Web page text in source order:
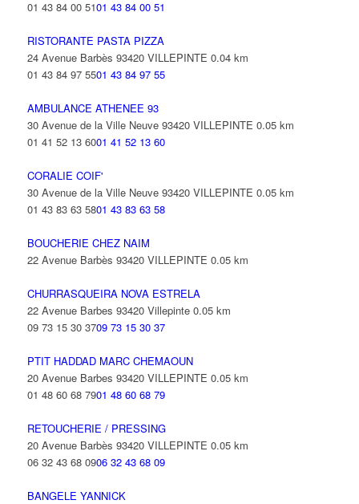
01 43 84 00 5101 43 84 00 51
RISTORANTE PASTA PIZZA
24 Avenue Barbès 93420 VILLEPINTE 0.04 km
01 43 84 97 5501 43 84 97 55
AMBULANCE ATHENEE 93
30 Avenue de la Ville Neuve 93420 VILLEPINTE 0.05 km
01 41 52 13 6001 41 52 13 60
CORALIE COIF'
30 Avenue de la Ville Neuve 93420 VILLEPINTE 0.05 km
01 43 83 63 5801 43 83 63 58
BOUCHERIE CHEZ NAIM
22 Avenue Barbès 93420 VILLEPINTE 0.05 km
CHURRASQUEIRA NOVA ESTRELA
22 Avenue Barbes 93420 Villepinte 0.05 km
09 73 15 30 3709 73 15 30 37
PTIT HADDAD MARC CHEMAOUN
20 Avenue Barbes 93420 VILLEPINTE 0.05 km
01 48 60 68 7901 48 60 68 79
RETOUCHERIE / PRESSING
20 Avenue Barbès 93420 VILLEPINTE 0.05 km
06 32 43 68 0906 32 43 68 09
BANGELE YANNICK